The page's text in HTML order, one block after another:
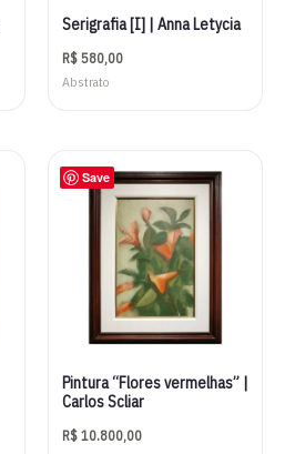
Serigrafia [I] | Anna Letycia
R$580,00
Abstrato
Save
Pintura “Flores vermelhas” |
Carlos Scliar
R$10.800,00